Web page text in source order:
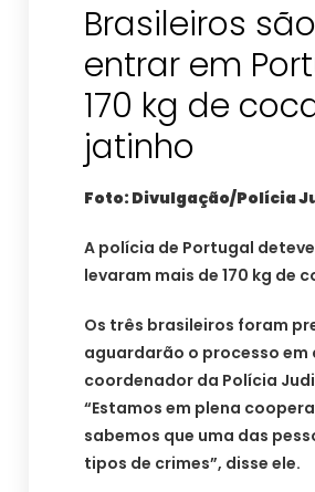
Brasileiros
entrar em
170 kg de
jatinho
Foto: Divulgação/Polícia
A polícia de Portugal
levaram mais de 170 kg de
Os três brasileiros foram
aguardarão o processo em
coordenador da Polícia
“Estamos em plena
sabemos que uma das
tipos de crimes”, disse ele.